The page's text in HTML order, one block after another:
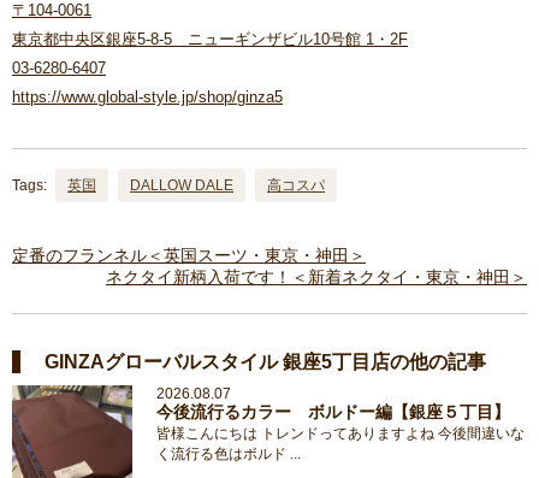
〒104-0061
東京都中央区銀座5-8-5 ニューギンザビル10号館 1・2F
03-6280-6407
https://www.global-style.jp/shop/ginza5
Tags: 英国 DALLOW DALE 高コスパ
定番のフランネル＜英国スーツ・東京・神田＞
ネクタイ新柄入荷です！＜新着ネクタイ・東京・神田＞
GINZAグローバルスタイル 銀座5丁目店の他の記事
2026.08.07
今後流行るカラー ボルドー編【銀座５丁目】
皆様こんにちは トレンドってありますよね 今後間違いな
く流行る色はボルド ...